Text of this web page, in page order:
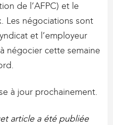
de l’AFPC) et le
Les négociations sont
et l’employeur
négocier cette semaine
à jour prochainement.
article a été publiée